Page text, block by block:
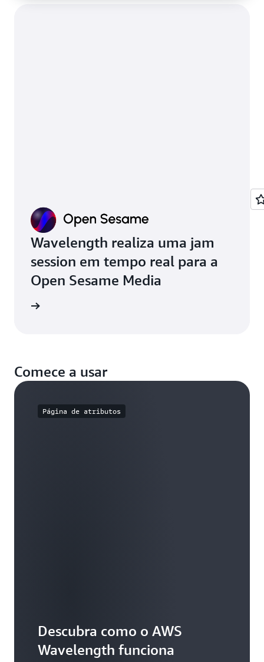
Wavelength realiza uma jam
session em tempo real para a
Open Sesame Media
Comece a usar
Página de atributos
Descubra como o AWS
Wavelength funciona